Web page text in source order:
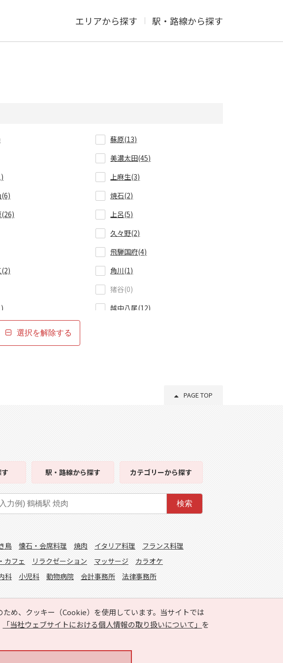
エリアから探す 駅・路線から探す
蘇原(13)
美濃太田(45)
上麻生(3)
焼石(2)
上呂(5)
久々野(2)
飛騨国府(4)
角川(1)
猪谷(0)
越中八尾(12)
選択を解除する
PAGE TOP
め、クッキー（Cookie）を使用しています。当サイトでは
「当社ウェブサイトにおける個人情報の取り扱いについて」 を
駅・路線から探す カテゴリーから探す
検索
鳥 懐石・会席料理 焼肉 イタリア料理
フランス料理
カフェ リラクゼーション マッサージ
カラオケ
科 小児科 動物病院 会計事務所 法律事務所